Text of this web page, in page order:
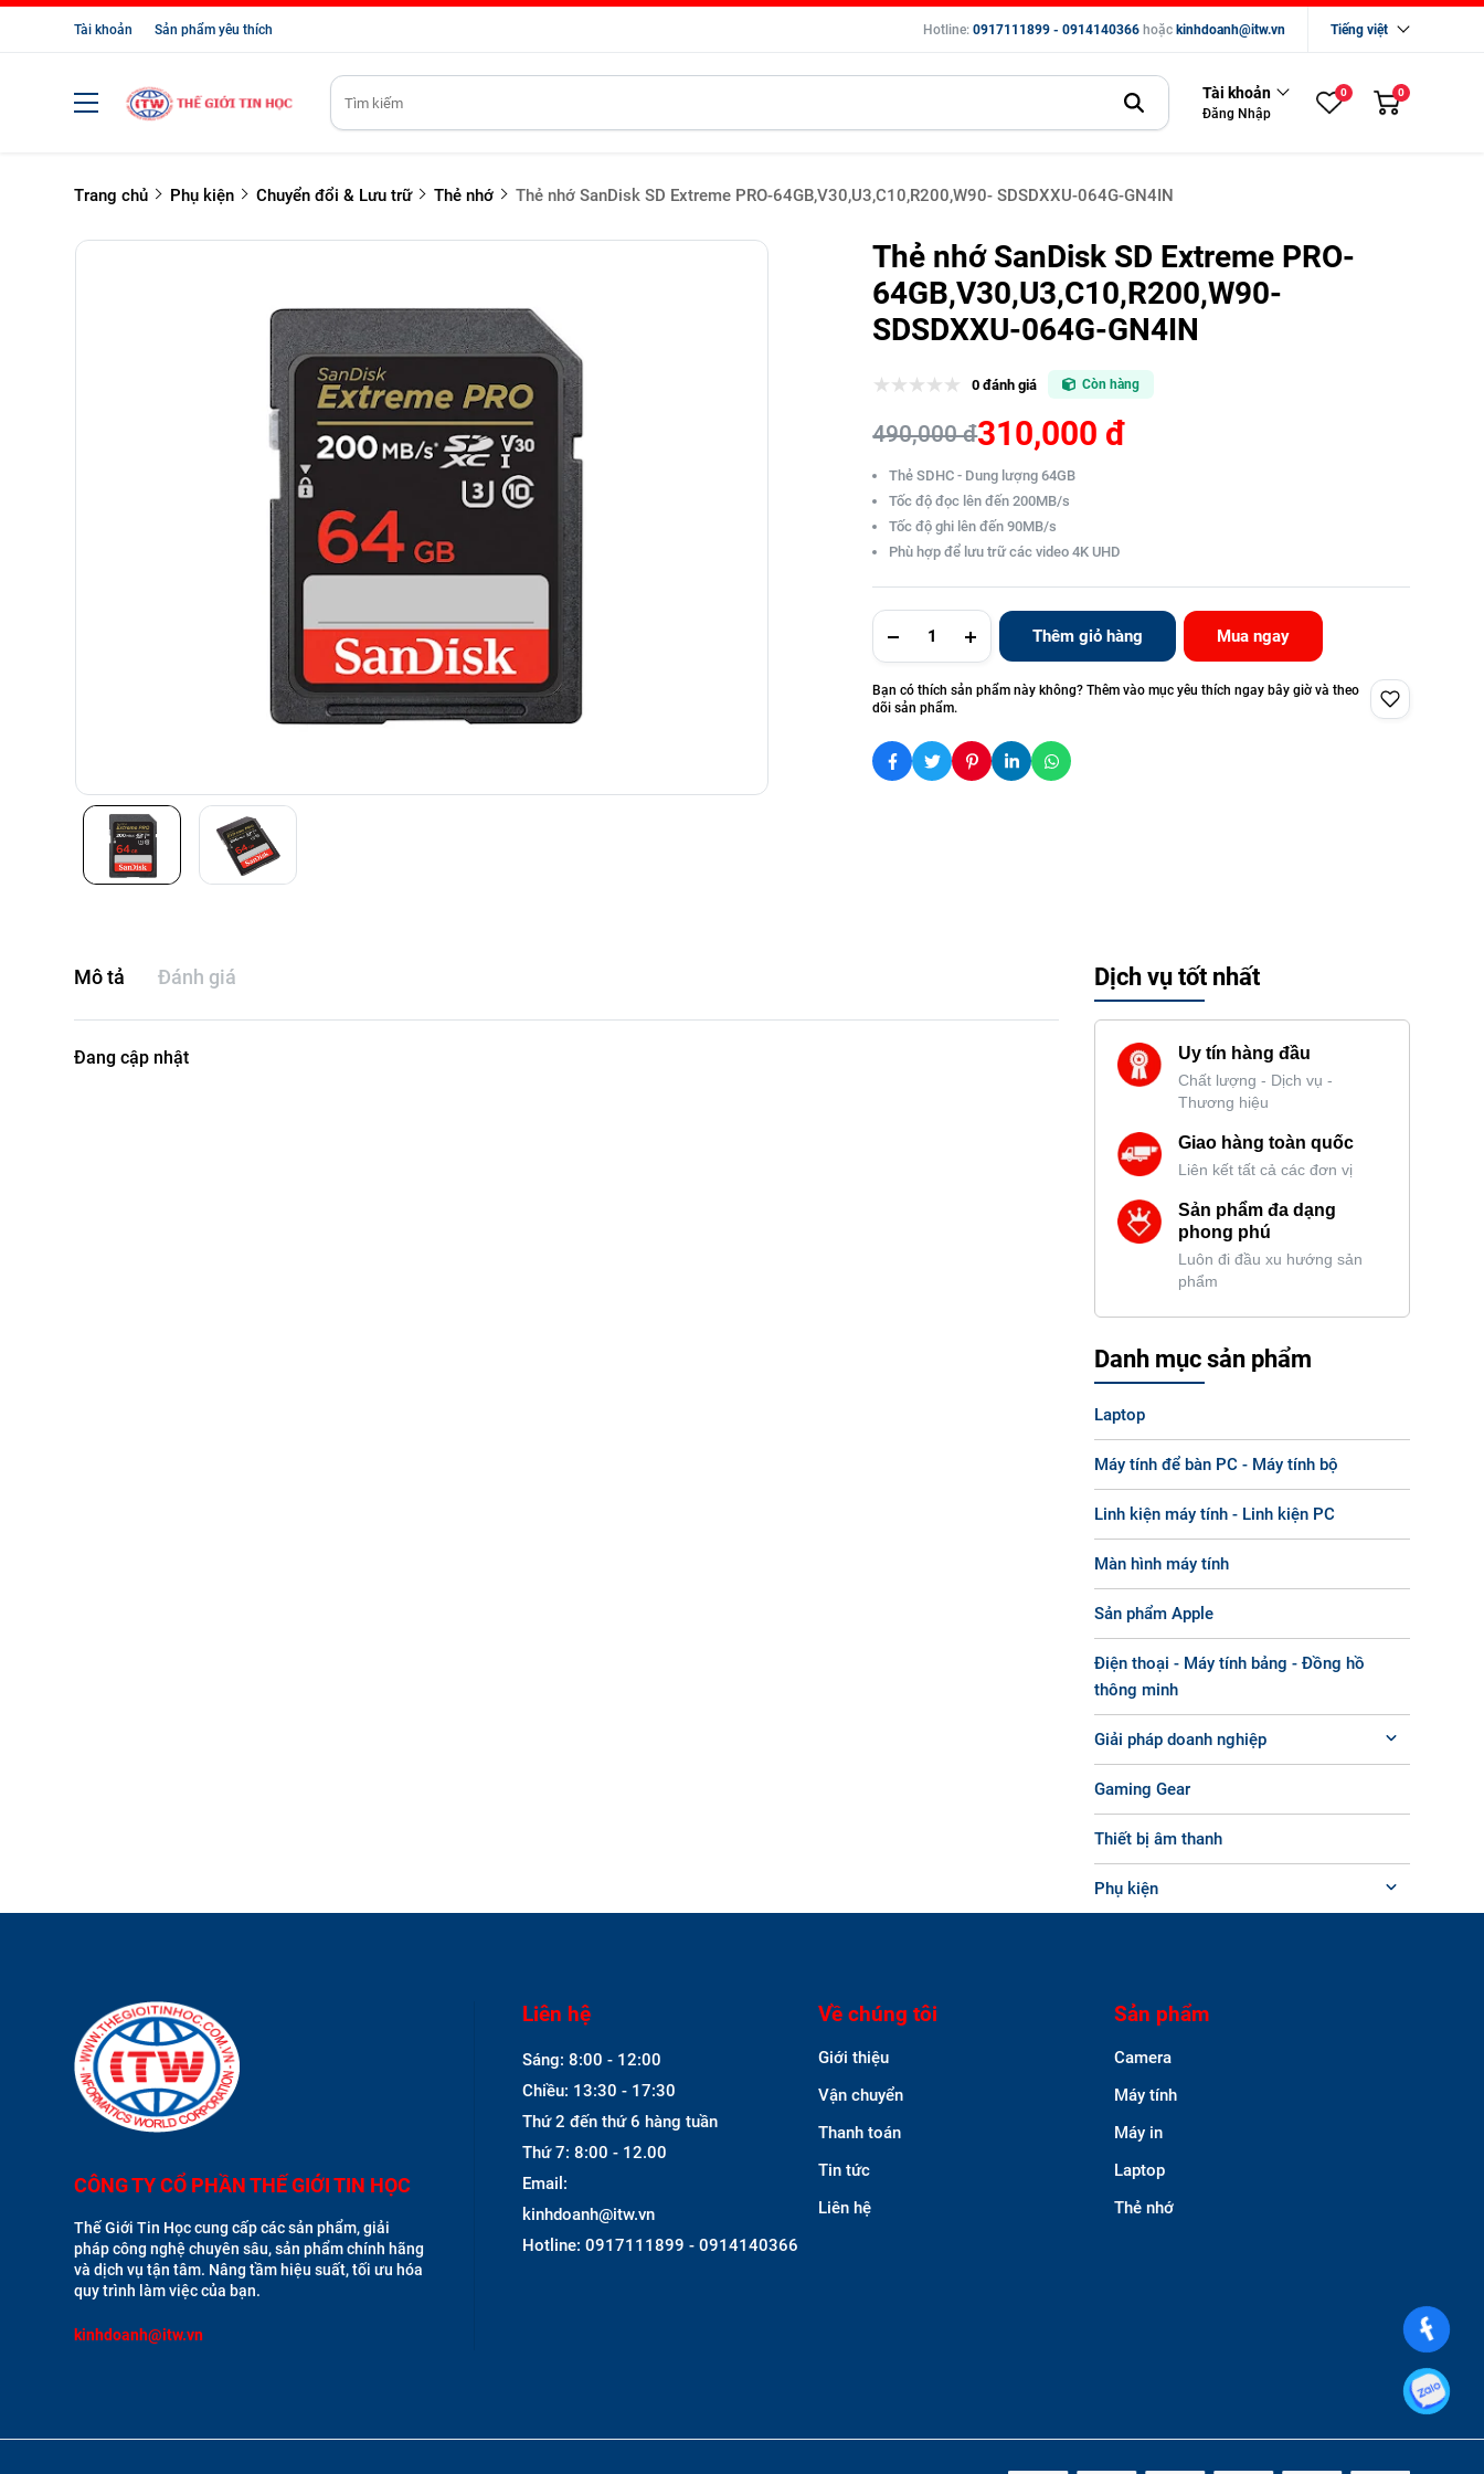
Tài khoản Sản phẩm yêu thích Hotline: 0917111899 - 0914140366 hoặc kinhdoanh@itw.vn Tiếng việt
Tài khoản
Đăng Nhập
0 0
Trang chủ Phụ kiện Chuyển đổi & Lưu trữ Thẻ nhớ Thẻ nhớ SanDisk SD Extreme PRO-64GB,V30,U3,C10,R200,W90- SDSDXXU-064G-GN4IN
Thẻ nhớ SanDisk SD Extreme PRO-
64GB,V30,U3,C10,R200,W90-
SDSDXXU-064G-GN4IN
0 đánh giá Còn hàng
490,000 đ310,000 đ
Thẻ SDHC - Dung lượng 64GB
Tốc độ đọc lên đến 200MB/s
Tốc độ ghi lên đến 90MB/s
Phù hợp để lưu trữ các video 4K UHD
Thêm giỏ hàng Mua ngay
Bạn có thích sản phẩm này không? Thêm vào mục yêu thích ngay bây giờ và theo
dõi sản phẩm.
Mô tả Đánh giá
Đang cập nhật
Dịch vụ tốt nhất
Uy tín hàng đầu
Chất lượng - Dịch vụ -
Thương hiệu
Giao hàng toàn quốc
Liên kết tất cả các đơn vị
Sản phẩm đa dạng
phong phú
Luôn đi đầu xu hướng sản
phẩm
Danh mục sản phẩm
Laptop
Máy tính để bàn PC - Máy tính bộ
Linh kiện máy tính - Linh kiện PC
Màn hình máy tính
Sản phẩm Apple
Điện thoại - Máy tính bảng - Đồng hồ
thông minh
Giải pháp doanh nghiệp
Gaming Gear
Thiết bị âm thanh
Phụ kiện
CÔNG TY CỔ PHẦN THẾ GIỚI TIN HỌC
Thế Giới Tin Học cung cấp các sản phẩm, giải
pháp công nghệ chuyên sâu, sản phẩm chính hãng
và dịch vụ tận tâm. Nâng tầm hiệu suất, tối ưu hóa
quy trình làm việc của bạn.
kinhdoanh@itw.vn
Liên hệ
Sáng: 8:00 - 12:00
Chiều: 13:30 - 17:30
Thứ 2 đến thứ 6 hàng tuần
Thứ 7: 8:00 - 12.00
Email:
kinhdoanh@itw.vn
Hotline: 0917111899 - 0914140366
Về chúng tôi
Giới thiệu
Vận chuyển
Thanh toán
Tin tức
Liên hệ
Sản phẩm
Camera
Máy tính
Máy in
Laptop
Thẻ nhớ